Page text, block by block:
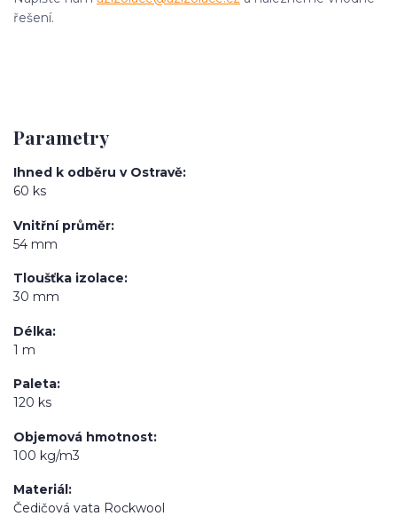
řešení.
Parametry
Ihned k odběru v Ostravě
60 ks
Vnitřní průměr
54 mm
Tloušťka izolace
30 mm
Délka
1 m
Paleta
120 ks
Objemová hmotnost
100 kg/m3
Materiál
Čedičová vata Rockwool